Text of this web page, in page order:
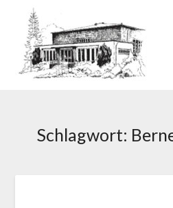
Schlagwort: